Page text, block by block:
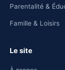
Parentalité &
Famille & Loisirs
Le site